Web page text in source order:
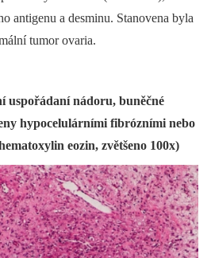
antigenu a desminu. Stanovena byla
tumor ovaria.
uspořádaní nádoru, buněčné
hypocelulárními fibrózními nebo
eozin, zvětšeno 100x)